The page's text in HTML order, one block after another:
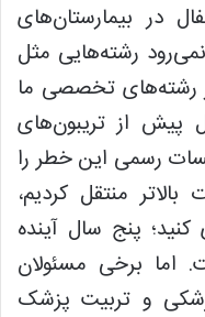
در بیمارستان‌های
رشته‌هایی مثل
رشته‌های تخصصی ما
پیش از تریبون‌های
رسمی این خطر را
منتقل کردیم،
پنج سال آینده
اما برخی مسئولان
و تربیت پزشک